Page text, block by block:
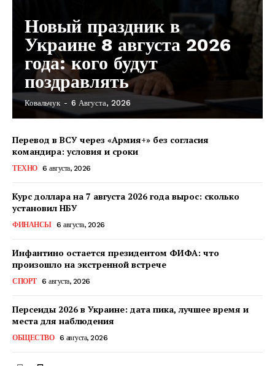
Новый праздник в
Украине 8 августа 2026
года: кого будут
поздравлять
Ковальчук - 6 Августа, 2026
Перевод в ВСУ через «Армия+» без согласия
командира: условия и сроки
ТЕХНО 6 августа, 2026
Курс доллара на 7 августа 2026 года вырос: сколько
установил НБУ
ФИНАНСЫ 6 августа, 2026
Инфантино остается президентом ФИФА: что
произошло на экстренной встрече
СПОРТ 6 августа, 2026
Персеиды 2026 в Украине: дата пика, лучшее время и
места для наблюдения
ОБЩЕСТВО 6 августа, 2026